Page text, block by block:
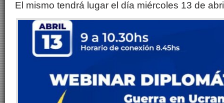
El mismo tendrá lugar el día miércoles 13 de